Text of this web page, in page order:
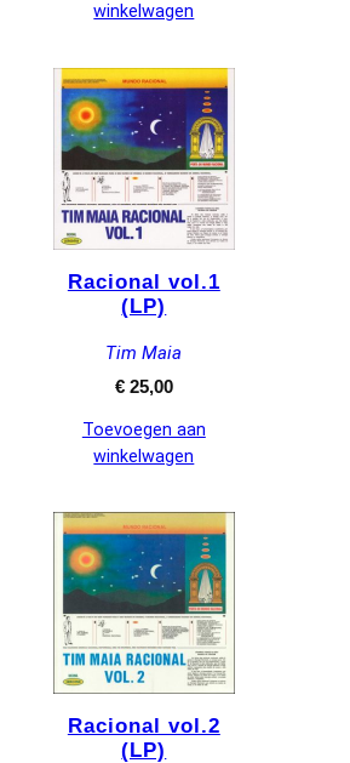
winkelwagen
Racional vol.1
(LP)
Tim Maia
€25,00
Toevoegen aan
winkelwagen
Racional vol.2
(LP)